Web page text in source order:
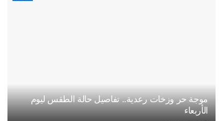
موجة حر وزخات رعدية.. تفاصيل حالة الطقس ليوم
الأربعاء